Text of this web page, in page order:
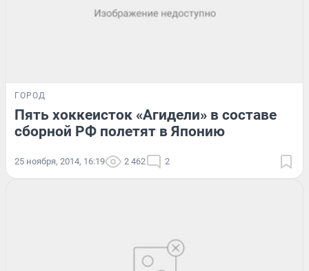
ГОРОД
Пять хоккеисток «Агидели» в составе
сборной РФ полетят в Японию
25 ноября, 2014, 16:19 2 462 2